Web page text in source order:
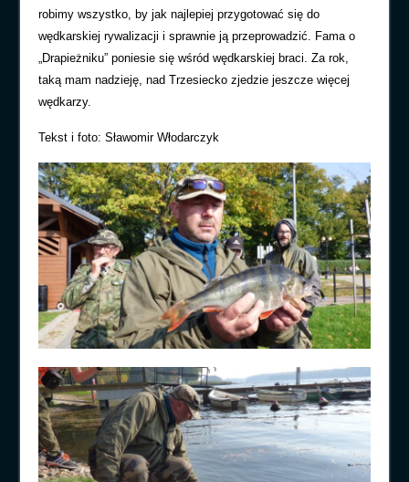
robimy wszystko, by jak najlepiej przygotować się do
wędkarskiej rywalizacji i sprawnie ją przeprowadzić. Fama o
„Drapieżniku” poniesie się wśród wędkarskiej braci. Za rok,
taką mam nadzieję, nad Trzesiecko zjedzie jeszcze więcej
wędkarzy.
Tekst i foto: Sławomir Włodarczyk